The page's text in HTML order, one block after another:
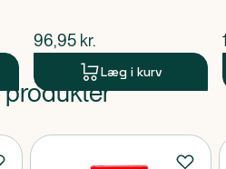
$nuværende pris
96,95 kr.
Læg i kurv
produkter